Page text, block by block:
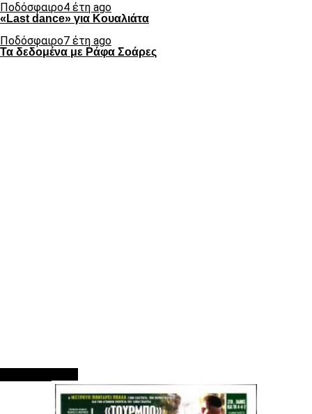
Ποδόσφαιρο4 έτη ago
«Last dance» για Κουαλιάτα
Ποδόσφαιρο7 έτη ago
Τα δεδομένα με Ράφα Σοάρες